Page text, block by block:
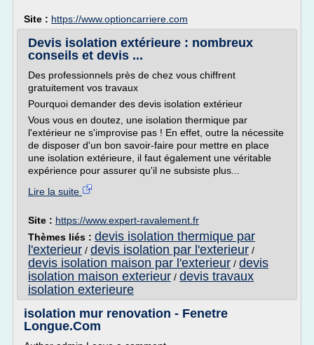
Site : https://www.optioncarriere.com
Devis isolation extérieure : nombreux
conseils et devis ...
Des professionnels près de chez vous chiffrent
gratuitement vos travaux
Pourquoi demander des devis isolation extérieur
Vous vous en doutez, une isolation thermique par
l'extérieur ne s'improvise pas ! En effet, outre la nécessite
de disposer d'un bon savoir-faire pour mettre en place
une isolation extérieure, il faut également une véritable
expérience pour assurer qu'il ne subsiste plus...
Lire la suite
Site : https://www.expert-ravalement.fr
Thèmes liés : devis isolation thermique par
l'exterieur / devis isolation par l'exterieur /
devis isolation maison par l'exterieur / devis
isolation maison exterieur / devis travaux
isolation exterieure
isolation mur renovation - Fenetre
Longue.Com